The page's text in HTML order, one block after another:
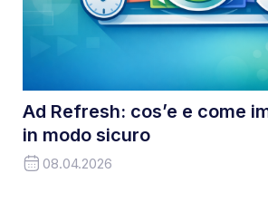
Ad Refresh: cos’e e come
in modo sicuro
08.04.2026